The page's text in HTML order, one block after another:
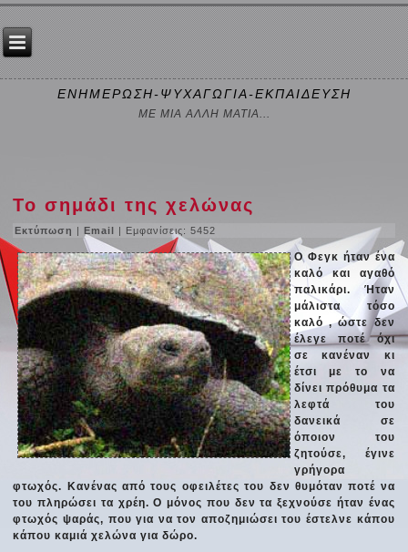
ΕΝΗΜΕΡΩΣΗ-ΨΥΧΑΓΩΓΙΑ-ΕΚΠΑΙΔΕΥΣΗ
ΜΕ ΜΙΑ ΑΛΛΗ ΜΑΤΙΑ...
Το σημάδι της χελώνας
Εκτύπωση |Email | Εμφανίσεις: 5452
Ο Φεγκ ήταν ένα
καλό και αγαθό
παλικάρι. Ήταν
μάλιστα τόσο
καλό , ώστε δεν
έλεγε ποτέ όχι
σε κανέναν κι
έτσι με το να
δίνει πρόθυμα τα
λεφτά του
δανεικά σε
όποιον του
ζητούσε, έγινε
γρήγορα
φτωχός. Κανένας από τους οφειλέτες του δεν θυμόταν ποτέ να
του πληρώσει τα χρέη. Ο μόνος που δεν τα ξεχνούσε ήταν ένας
φτωχός ψαράς, που για να τον αποζημιώσει του έστελνε κάπου
κάπου καμιά χελώνα για δώρο.